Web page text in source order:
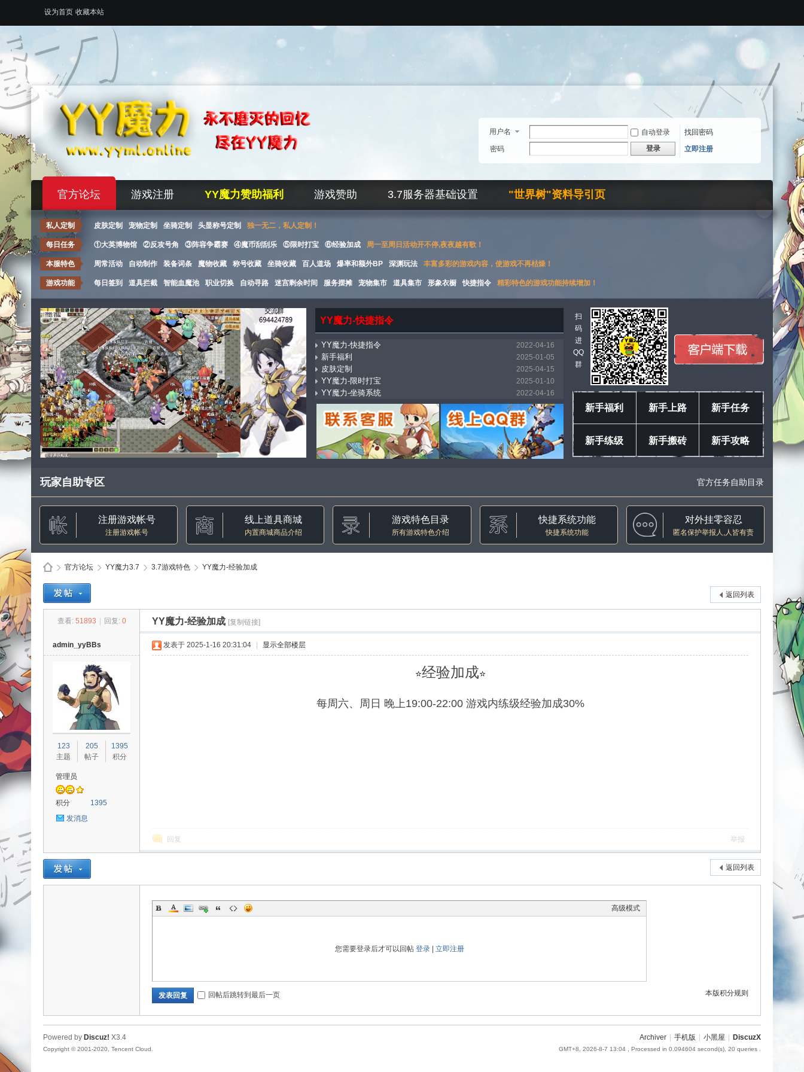
设为首页 收藏本站
用户名 自动登录
找回密码
密码
登录 立即注册
官方论坛 游戏注册 YY魔力赞助福利 游戏赞助 3.7服务器基础设置 "世界树"资料导引页
私人定制 皮肤定制 宠物定制 坐骑定制 头显称号定制 独一无二，私人定制！
每日任务 ①大英博物馆 ②反攻号角 ③阵容争霸赛 ④魔币刮刮乐 ⑤限时打宝 ⑥经验加成 周一至周日活动开不停,夜夜越有歌！
本服特色 周常活动 自动制作 装备词条 魔物收藏 称号收藏 坐骑收藏 百人道场 爆率和额外BP 深渊玩法 丰富多彩的游戏内容，使游戏不再枯燥！
游戏功能 每日签到 道具拦截 智能血魔池 职业切换 自动寻路 迷宫剩余时间 服务摆摊 宠物集市 道具集市 形象衣橱 快捷指令 精彩特色的游戏功能持续增加！
YY魔力-快捷指令
YY魔力-快捷指令 2022-04-16
新手福利 2025-01-05
皮肤定制 2025-04-15
YY魔力-限时打宝 2025-01-10
YY魔力-坐骑系统 2022-04-16
mostbet_xnpi 2026-03-11
YY魔力-万能传送（飞机） 2025-01-18
YY魔力-集市系统 2022-04-04
YY魔力-自动寻路 2022-04-16
YY魔力-称号收藏 2022-04-16
扫
码
进
QQ
群
新手福利 新手上路 新手任务
新手练级 新手搬砖 新手攻略
玩家自助专区 官方任务自助目录
注册游戏帐号
注册游戏帐号
线上道具商城
内置商城商品介绍
游戏特色目录
所有游戏特色介绍
快捷系统功能
快捷系统功能
对外挂零容忍
匿名保护举报人,人皆有责
uz!
官方论坛
›
YY魔力3.7 3.7游戏特色
›
YY魔力-经验加成
返回列表
查看: 51893 回复: 0 YY魔力-经验加成 [复制链接]
admin_yyBBs
123
主题
205
帖子
1395
积分
管理员
积分
1395
发消息
发表于 2025-1-16 20:31:04 显示全部楼层
⭐经验加成⭐
每周六、周日 晚上19:00-22:00 游戏内练级经验加成30%
回复 举报
返回列表
高级模式
您需要登录后才可以回帖 登录| 立即注册
本版积分规则
发表回复 回帖后跳转到最后一页
Archiver 手机版 小黑屋 DiscuzX
GMT+8, 2026-8-7 13:04 , Processed in 0.094604 second(s), 20 queries .
Powered by Discuz! X3.4
Copyright © 2001-2020, Tencent Cloud.